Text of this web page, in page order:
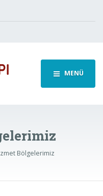
MENÜ
Bölgelerimiz